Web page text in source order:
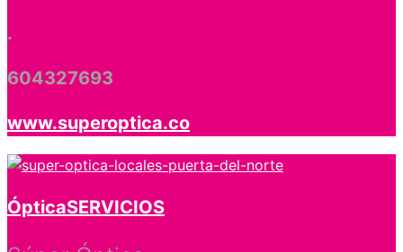
.
604327693
www.superoptica.co
ÓpticaSERVICIOS